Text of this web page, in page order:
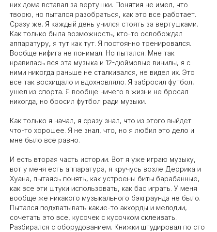
них дома вставал за вертушки. Понятия не имел, что
творю, но пытался разобраться, как это все работает.
Сразу же. Я каждый день учился стоять за вертушками.
Как только была возможность, кто-то освобождал
аппаратуру, я тут как тут. Я постоянно тренировался.
Вообще нифига не понимал. Но пытался. Мне так
нравилась вся эта музыка и 12-дюймовые винилы, я с
ними никогда раньше не сталкивался, не видел их. Это
все так восхищало и вдохновляло. Я забросил футбол,
ушел из спорта. Я вообще ничего в жизни не бросал
никогда, но бросил футбол ради музыки.
Как только я начал, я сразу знал, что из этого выйдет
что-то хорошее. Я не знал, что, но я любил это дело и
мне было все равно.
И есть вторая часть истории. Вот я уже играю музыку,
вот у меня есть аппаратура, я кручусь возле Деррика и
Хуана, пытаясь понять, как устроены биты барабанные,
как все эти штуки использовать, как бас играть. У меня
вообще же никакого музыкального бэкграунда не было.
Пытался подхватывать какие-то аккорды и мелодии,
сочетать это все, кусочек с кусочком склеивать.
Разбирался с оборудованием. Книжки штудировал по сто